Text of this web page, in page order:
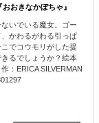
おきなかぼちゃ』
いでいる魔女。ゴー
かわるがわる引っぱ
でコウモリがした提
るでしょうか？絵本
：ERICA SILVERMAN